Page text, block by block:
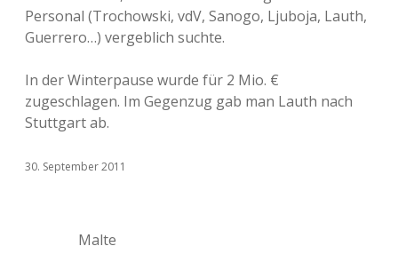
Personal (Trochowski, vdV, Sanogo, Ljuboja, Lauth,
Guerrero…) vergeblich suchte.
In der Winterpause wurde für 2 Mio. €
zugeschlagen. Im Gegenzug gab man Lauth nach
Stuttgart ab.
30. September 2011
Malte